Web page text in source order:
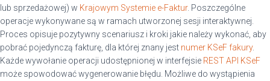
lub sprzedażowej) w Krajowym Systemie e-Faktur. Poszczególne
operacje wykonywane są w ramach utworzonej sesji interaktywnej.
Proces opisuje pozytywny scenariusz i kroki jakie należy wykonać, aby
pobrać pojedynczą fakturę, dla której znany jest numer KSeF fakury.
Każde wywołanie operacji udostępnionej w interfejsie REST API KSeF
może spowodować wygenerowanie błędu. Możliwe do wystąpienia